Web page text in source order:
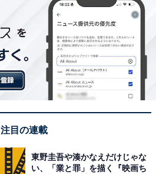
注目の連載
東野圭吾や湊かなえだけじゃな
い、「業と罪」を描く『映画ち